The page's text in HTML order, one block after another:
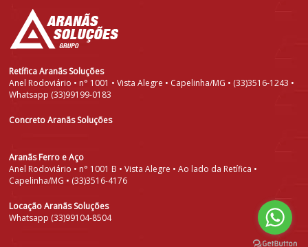
Retífica Aranãs Soluções
Anel Rodoviário • n° 1001 • Vista Alegre • Capelinha/MG • (33)3516-1243 •
Whatsapp (33)99199-0183
Concreto Aranãs Soluções
Aranãs Ferro e Aço
Anel Rodoviário • n° 1001 B • Vista Alegre • Ao lado da Retífica •
Capelinha/MG • (33)3516-4176
Locação Aranãs Soluções
Whatsapp (33)99104-8504